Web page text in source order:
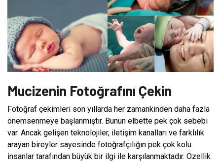
Mucizenin Fotoğrafını Çekin
Fotoğraf çekimleri son yıllarda her zamankinden daha fazla
önemsenmeye başlanmıştır. Bunun elbette pek çok sebebi
var. Ancak gelişen teknolojiler, iletişim kanalları ve farklılık
arayan bireyler sayesinde fotoğrafçılığın pek çok kolu
insanlar tarafından büyük bir ilgi ile karşılanmaktadır. Özellik